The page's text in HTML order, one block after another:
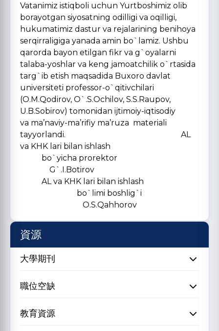
Vatanimiz istiqboli uchun Yurtboshimiz olib
borayotgan siyosatning odilligi va oqilligi,
hukumatimiz dastur va rejalarining benihoya
serqirraligiga yanada amin bo`lamiz. Ushbu
qarorda bayon etilgan fikr va g`oyalarni
talaba-yoshlar va keng jamoatchilik o`rtasida
targ`ib etish maqsadida Buxoro davlat
universiteti professor-o`qitivchilari
(O.M.Qodirov, O`.S.Ochilov, S.S.Raupov,
U.B.Sobirov) tomonidan ijtimoiy-iqtisodiy
va ma’naviy-ma’rifiy ma’ruza materiali
tayyorlandi. AL
va KHK lari bilan ishlash
bo`yicha prorektor
G`.I.Botirov
AL va KHK lari bilan ishlash
bo`limi boshlig`i
O.S.Qahhorov
資源
大學期刊
職位空缺
教育資源